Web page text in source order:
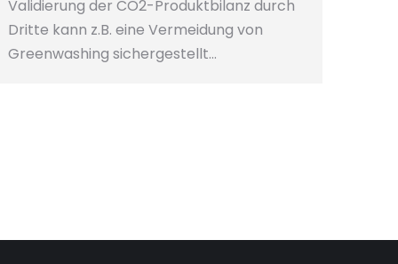
Validierung der CO2-Produktbilanz durch
Dritte kann z.B. eine Vermeidung von
Greenwashing sichergestellt…